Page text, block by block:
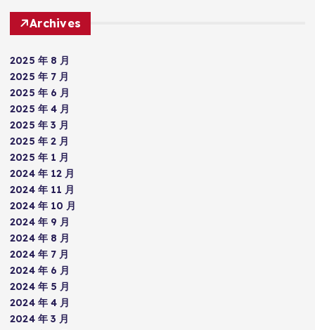
Archives
2025 年 8 月
2025 年 7 月
2025 年 6 月
2025 年 4 月
2025 年 3 月
2025 年 2 月
2025 年 1 月
2024 年 12 月
2024 年 11 月
2024 年 10 月
2024 年 9 月
2024 年 8 月
2024 年 7 月
2024 年 6 月
2024 年 5 月
2024 年 4 月
2024 年 3 月